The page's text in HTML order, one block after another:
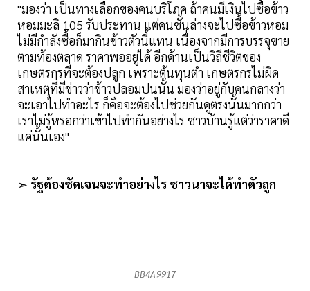
"มองว่า เป็นทางเลือกของคนบริโภค ถ้าคนมีเงินไปซื้อข้าว
หอมมะลิ 105 รับประทาน แต่คนชั้นล่างจะไปซื้อข้าวหอม
ไม่มีกำลังซื้อก็มากินข้าวตัวนี้แทน เนื่องจากมีการบรรจุขาย
ตามท้องตลาด ราคาพออยู่ได้ อีกด้านเป็นวิถีชีวิตของ
เกษตรกรที่จะต้องปลูก เพราะต้นทุนต่ำ เกษตรกรไม่ผิด
สาเหตุที่มีข่าวว่าข้าวปลอมปนนั้น มองว่าอยู่กับคนกลางว่า
จะเอาไปทำอะไร ก็คือจะต้องไปช่วยกันดูตรงนั้นมากกว่า
เราไม่รู้หรอกว่าเข้าไปทำกันอย่างไร ชาวบ้านรู้แต่ว่าราคาดี
แค่นั้นเอง"
➣ รัฐต้องชัดเจนจะทำอย่างไร ชาวนาจะได้ทำตัวถูก
BB4A9917